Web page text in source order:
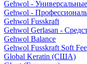
Gehwol - Универсальные
Gehwol -
Gehwol Fusskraft
Gehwol Gerlasan -
Gehwol Balance
Gehwol Fusskraft Soft
Global Keratin (США)